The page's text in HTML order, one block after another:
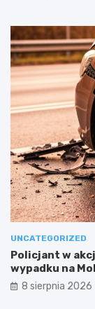
UNCATEGORIZED
Policjant w
wypadku na
8 sierpnia 2026